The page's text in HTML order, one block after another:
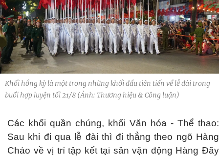
Khối hồng kỳ là một trong những khối đầu tiên tiến về lễ đài trong
buổi hợp luyện tối 21/8 (Ảnh: Thương hiệu & Công luận)
Các khối quần chúng, khối Văn hóa - Thể thao:
Sau khi đi qua lễ đài thì đi thẳng theo ngõ Hàng
Cháo về vị trí tập kết tại sân vận động Hàng Đãy